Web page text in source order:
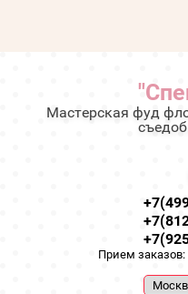
Мастерская фуд
Прием заказов: